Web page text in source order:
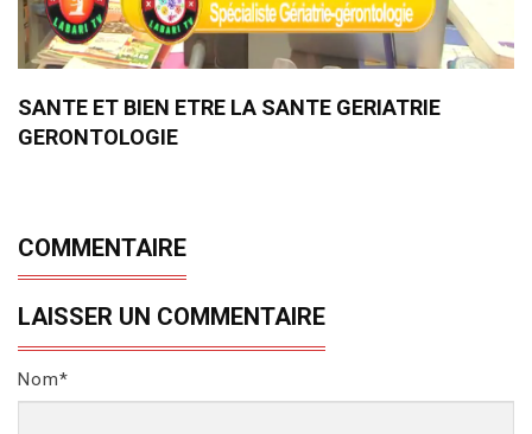
SANTE ET BIEN ETRE LA SANTE GERIATRIE
GERONTOLOGIE
COMMENTAIRE
LAISSER UN COMMENTAIRE
Nom*